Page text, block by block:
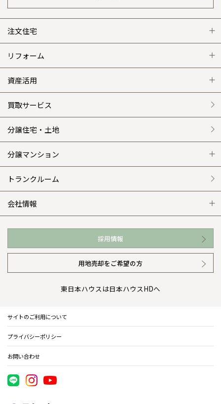
注文住宅
注文住宅 トップ
グレートステージ
クレステージ
施工事例
平屋の家
外観・インテリア集
WEB住宅展示場
お近くの展示場
イベント情報
住まいのコラム
住まいのお手入れ集
リフォーム
リフォーム トップ
リフォームメニュー
選ばれる理由
リフォームの流れ
介護保険利用で快適リフォーム
カタログ請求（無料）
資産活用
資産活用 トップ
賃貸併用住宅のメリット
安心のサポートシステム
商品紹介
展示場案内
買取サービス
分譲住宅・土地
分譲マンション
分譲マンション トップ
ワザックとは
高い信頼性
安心の管理体制
トランクルーム
会社情報
会社情報 トップ
ニュースリリース
会社概要
事業部紹介
IR情報
採用情報
用地売却をご希望の方
東日本ハウスは日本ハウスHDへ
サイトのご利用について
プライバシーポリシー
お問い合わせ